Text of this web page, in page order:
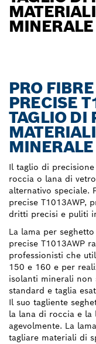
PRO
PRECISE
TAGLIO DI
Il taglio di
roccia o lana di
alternativo speciale.
precise T1013AWP,
dritti precisi e puliti
La lama per
precise T1013AWP
professionisti che
150 e 160 e per
isolanti minerali non
standard e taglia
Il suo tagliente
la lana di roccia e
agevolmente. La
tagliare materiali di